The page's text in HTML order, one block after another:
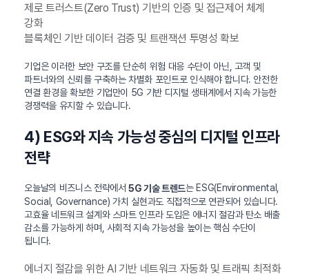
제로 트러스트(Zero Trust) 기반의 인증 및 접근제어 체계
강화
블록체인 기반 데이터 검증 및 트랜잭션 투명성 확보
기업은 이러한 보안 구조를 단순히 위험 대응 수단이 아닌, 고객 및
파트너와의 신뢰를 구축하는 차별화 포인트로 인식해야 합니다. 안전한
연결 환경을 확보한 기업만이 5G 기반 디지털 생태계에서 지속 가능한
경쟁력을 유지할 수 있습니다.
4) ESG와 지속 가능성 중심의 디지털 인프라
전략
오늘날의 비즈니스 전략에서5G 기술 트렌드는 ESG(Environmental,
Social, Governance) 가치 실현과도 직접적으로 연관되어 있습니다.
고효율 네트워크 설계와 스마트 인프라 도입은 에너지 절감과 탄소 배출
감소를 가능하게 하며, 사회적 지속 가능성을 높이는 핵심 수단이
됩니다.
에너지 절감을 위한 AI 기반 네트워크 자동화 및 트래픽 최적화